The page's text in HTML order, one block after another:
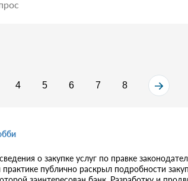
4 5 6 7 8
о закупке услуг по правке
публично раскрыл подробности